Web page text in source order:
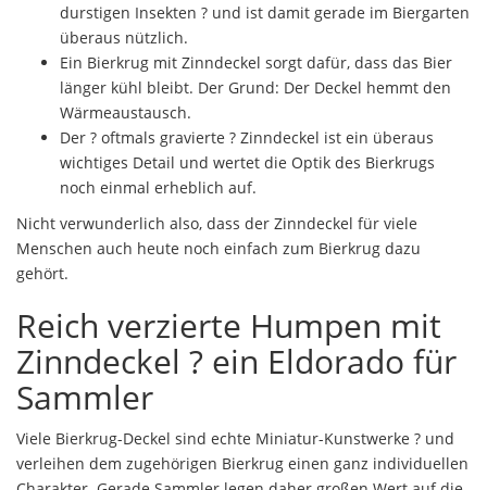
durstigen Insekten ? und ist damit gerade im Biergarten
überaus nützlich.
Ein Bierkrug mit Zinndeckel sorgt dafür, dass das Bier
länger kühl bleibt. Der Grund: Der Deckel hemmt den
Wärmeaustausch.
Der ? oftmals gravierte ? Zinndeckel ist ein überaus
wichtiges Detail und wertet die Optik des Bierkrugs
noch einmal erheblich auf.
Nicht verwunderlich also, dass der Zinndeckel für viele
Menschen auch heute noch einfach zum Bierkrug dazu
gehört.
Reich verzierte Humpen mit
Zinndeckel ? ein Eldorado für
Sammler
Viele Bierkrug-Deckel sind echte Miniatur-Kunstwerke ? und
verleihen dem zugehörigen Bierkrug einen ganz individuellen